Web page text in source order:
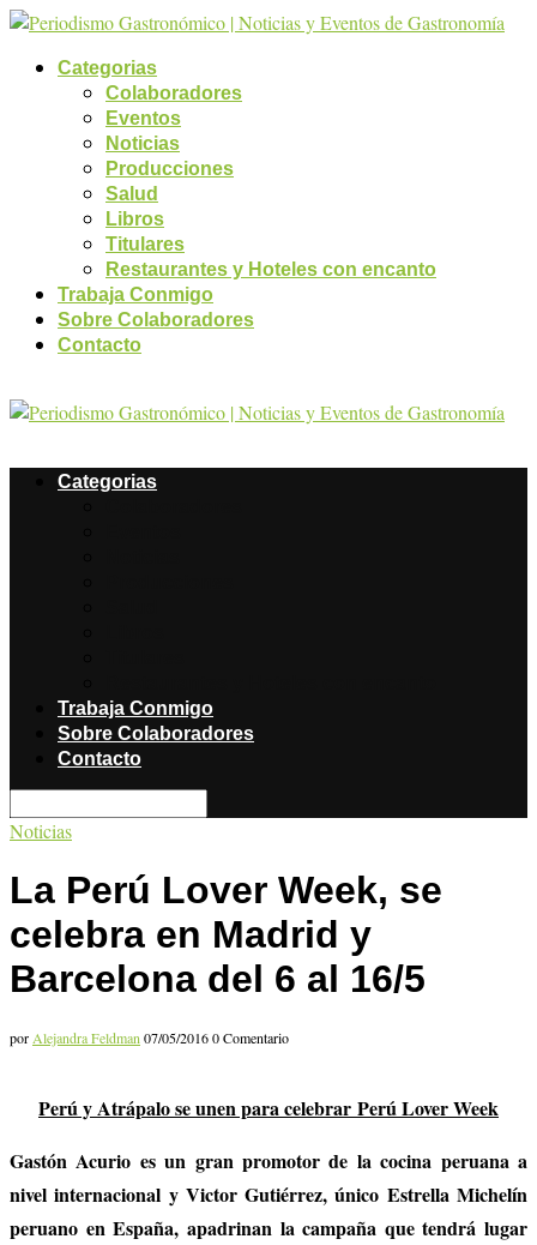
Categorias
Colaboradores
Eventos
Noticias
Producciones
Salud
Libros
Titulares
Restaurantes y Hoteles con encanto
Trabaja Conmigo
Sobre Colaboradores
Contacto
Categorias
Trabaja Conmigo
Sobre Colaboradores
Contacto
Noticias
La Perú Lover Week, se
celebra en Madrid y
Barcelona del 6 al 16/5
por Alejandra Feldman 07/05/20160 Comentario
Perú y Atrápalo se unen para celebrar Perú Lover Week
Gastón Acurio es un gran promotor de la cocina peruana a
nivel internacional y Victor Gutiérrez, único Estrella Michelín
peruano en España, apadrinan la campaña que tendrá lugar